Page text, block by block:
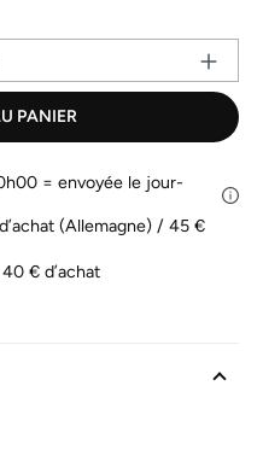
PANIER
= envoyée le jour-
(Allemagne) / 45 €
€ d’achat